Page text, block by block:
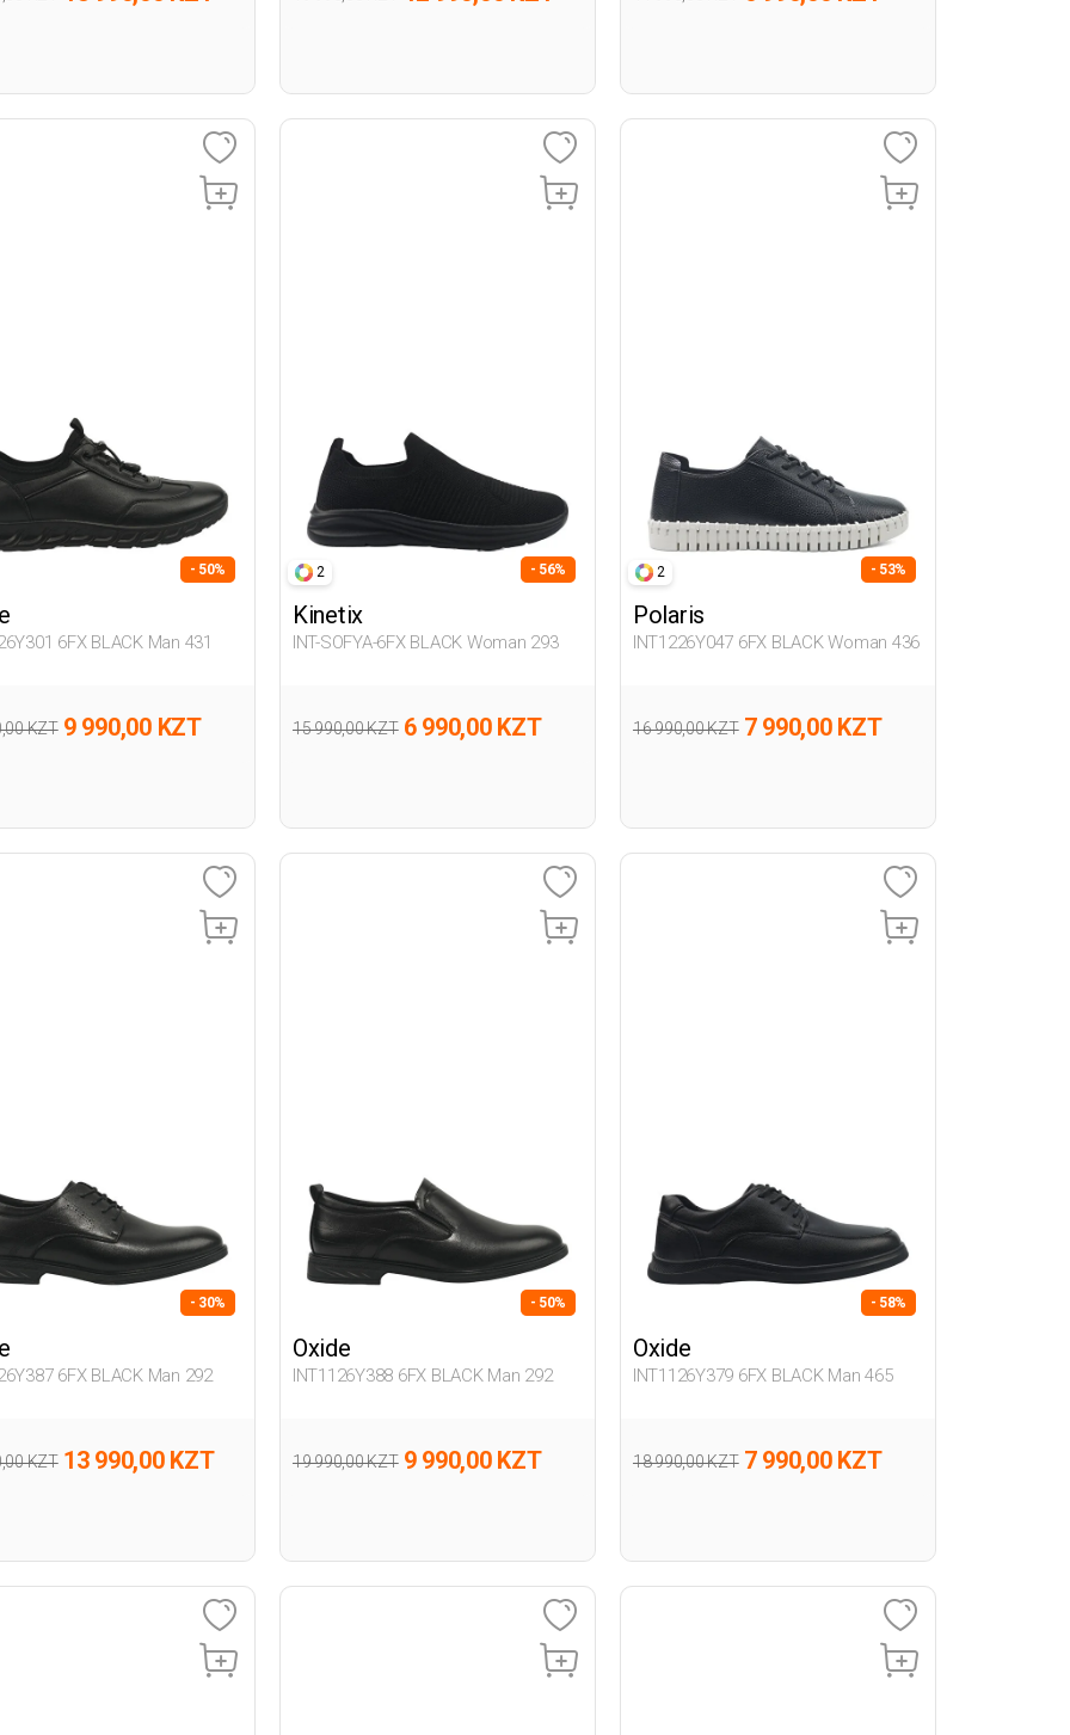
- 50%
6FX BLACK Man 431
KZT 9 990,00 KZT
2 - 56%
Kinetix
INT-SOFYA-6FX BLACK Woman 293
15 990,00 KZT 6 990,00 KZT
2 - 53%
Polaris
INT1226Y047 6FX BLACK Woman 436
16 990,00 KZT 7 990,00 KZT
- 30%
6FX BLACK Man 292
KZT 13 990,00 KZT
- 50%
Oxide
INT1126Y388 6FX BLACK Man 292
19 990,00 KZT 9 990,00 KZT
- 58%
Oxide
INT1126Y379 6FX BLACK Man 465
18 990,00 KZT 7 990,00 KZT